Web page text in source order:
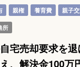
親権 養育費
親子
所
宅売却要求を
、解決金100万